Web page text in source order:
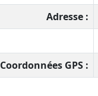
Adresse :
Coordonnées GPS :